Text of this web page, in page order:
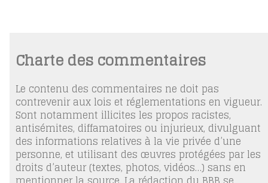
Charte des commentaires
Le contenu des commentaires ne doit pas
contrevenir aux lois et réglementations en vigueur.
Sont notamment illicites les propos racistes,
antisémites, diffamatoires ou injurieux, divulguant
des informations relatives à la vie privée d’une
personne, et utilisant des œuvres protégées par les
droits d’auteur (textes, photos, vidéos…) sans en